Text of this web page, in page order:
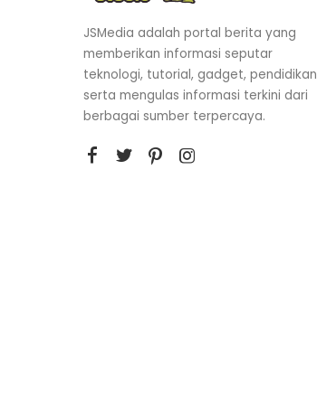
JSMedia adalah portal berita yang
memberikan informasi seputar
teknologi, tutorial, gadget, pendidikan
serta mengulas informasi terkini dari
berbagai sumber terpercaya.